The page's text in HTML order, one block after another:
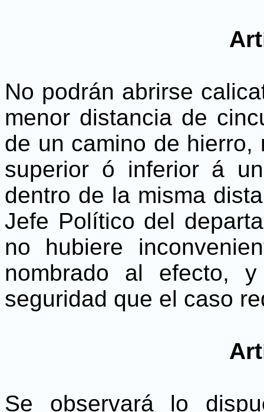
No podrán abrirse
menor distancia de
de un camino de
superior ó inferior á
dentro de la misma
Jefe Político del
no hubiere
nombrado al efecto,
seguridad que el caso
Se observará lo